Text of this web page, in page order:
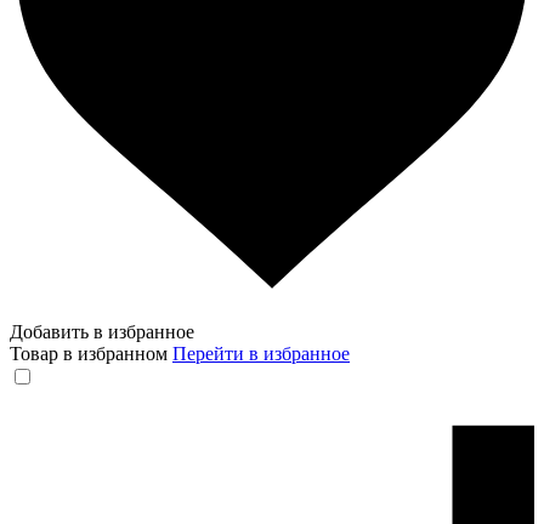
Добавить в избранное
Товар в избранном Перейти в избранное